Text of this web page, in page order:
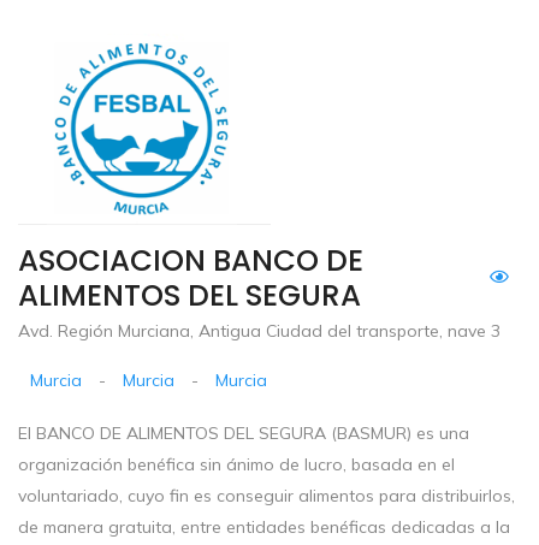
ASOCIACION BANCO DE
ALIMENTOS DEL SEGURA
Avd. Región Murciana, Antigua Ciudad del transporte, nave 3
Murcia - Murcia - Murcia
El BANCO DE ALIMENTOS DEL SEGURA (BASMUR) es una
organización benéfica sin ánimo de lucro, basada en el
voluntariado, cuyo fin es conseguir alimentos para distribuirlos,
de manera gratuita, entre entidades benéficas dedicadas a la